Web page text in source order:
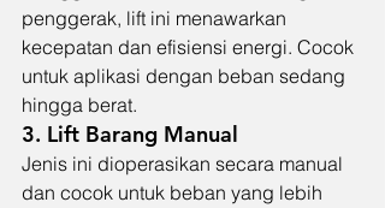
penggerak, lift ini menawarkan
kecepatan dan efisiensi energi. Cocok
untuk aplikasi dengan beban sedang
hingga berat.
3. Lift Barang Manual
Jenis ini dioperasikan secara manual
dan cocok untuk beban yang lebih